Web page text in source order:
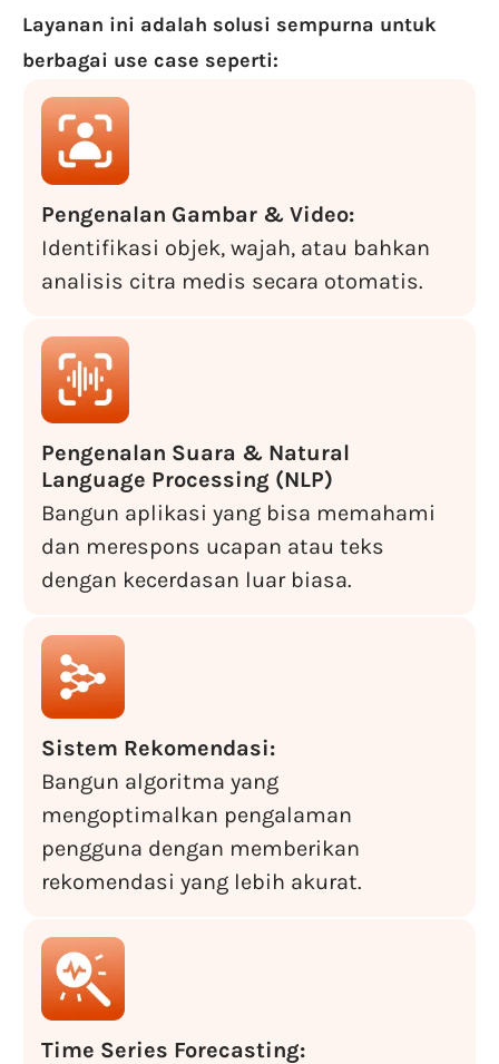
Layanan ini adalah solusi sempurna untuk
berbagai use case seperti:
Pengenalan Gambar & Video:
Identifikasi objek, wajah, atau bahkan
analisis citra medis secara otomatis.
Pengenalan Suara & Natural
Language Processing (NLP)
Bangun aplikasi yang bisa memahami
dan merespons ucapan atau teks
dengan kecerdasan luar biasa.
Sistem Rekomendasi:
Bangun algoritma yang
mengoptimalkan pengalaman
pengguna dengan memberikan
rekomendasi yang lebih akurat.
Time Series Forecasting: